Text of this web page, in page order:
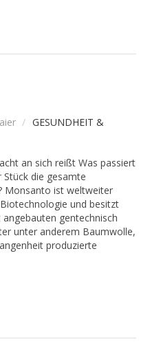
/ GESUNDHEIT &
an sich reißt Was passiert
die gesamte
Monsanto ist weltweiter
und besitzt
gentechnisch
unter anderem Baumwolle,
produzierte